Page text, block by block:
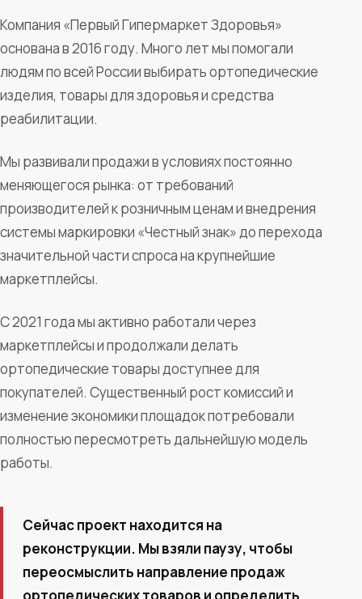
Компания «Первый Гипермаркет Здоровья»
основана в 2016 году. Много лет мы помогали
людям по всей России выбирать ортопедические
изделия, товары для здоровья и средства
реабилитации.
Мы развивали продажи в условиях постоянно
меняющегося рынка: от требований
производителей к розничным ценам и внедрения
системы маркировки «Честный знак» до перехода
значительной части спроса на крупнейшие
маркетплейсы.
С 2021 года мы активно работали через
маркетплейсы и продолжали делать
ортопедические товары доступнее для
покупателей. Существенный рост комиссий и
изменение экономики площадок потребовали
полностью пересмотреть дальнейшую модель
работы.
Сейчас проект находится на
реконструкции. Мы взяли паузу, чтобы
переосмыслить направление продаж